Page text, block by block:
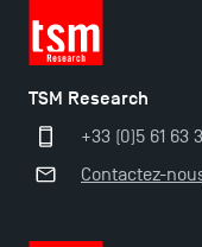
TSM Research
+33 (0)5 61 63
Contactez-